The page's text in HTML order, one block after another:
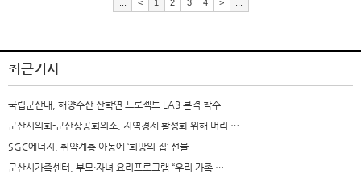
최근기사
국립군산대, 해양수산 산학연 프로젝트 LAB 본격 착수
군산시의회-군산상공회의소, 지역경제 활성화 위해 머리 …
SGC에너지, 취약계층 아동에 ‘희망의 집’ 선물
군산시가족센터, 부모·자녀 요리프로그램 “우리 가족 …